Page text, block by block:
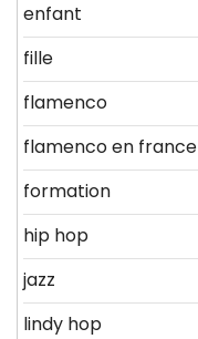
enfant
fille
flamenco
flamenco en france
formation
hip hop
jazz
lindy hop